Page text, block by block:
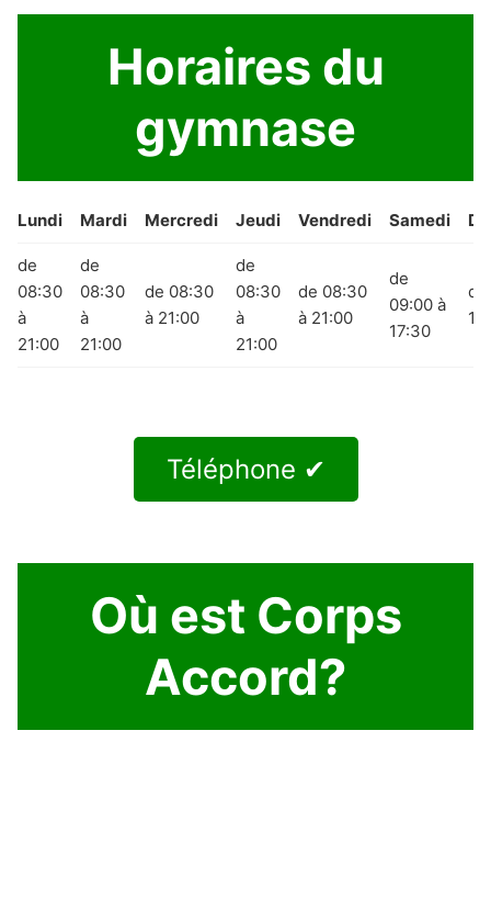
Horaires du
gymnase
Lundi Mardi Mercredi Jeudi Vendredi Samedi
de
08:30
à
21:00
de
08:30
à
21:00
de 08:30
à 21:00
de
08:30
à
21:00
de 08:30
à 21:00
de
09:00 à
17:30
de
Téléphone ✔
Où est Corps
Accord?